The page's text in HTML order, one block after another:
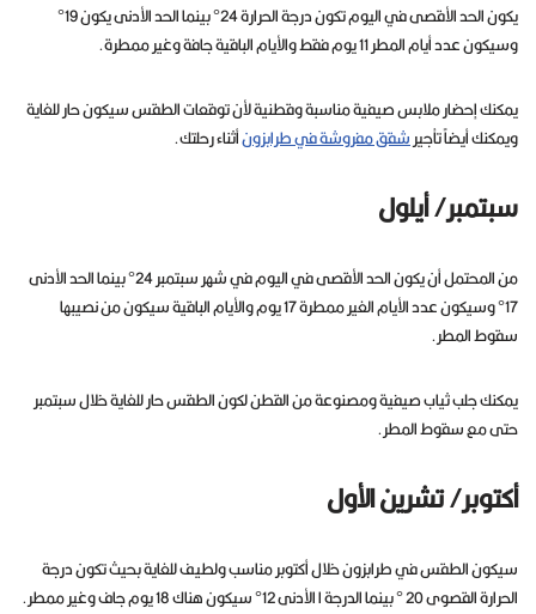
يكون الحد الأقصى في اليوم تكون درجة الحرارة 24° بينما الحد الأدنى يكون 19°
وسيكون عدد أيام المطر 11 يوم فقط والأيام الباقية جافة وغير ممطرة.
يمكنك إحضار ملابس صيفية مناسبة وقطنية لأن توقعات الطقس سيكون حار للغاية
ويمكنك أيضاً تأجيرشقق مفروشة في طرابزونأثناء رحلتك.
سبتمبر/ أيلول
من المحتمل أن يكون الحد الأقصى في اليوم في شهر سبتمبر 24° بينما الحد الأدنى
17° وسيكون عدد الأيام الغير ممطرة 17 يوم والأيام الباقية سيكون من نصيبها
سقوط المطر.
يمكنك جلب ثياب صيفية ومصنوعة من القطن لكون الطقس حار للغاية خلال سبتمبر
حتى مع سقوط المطر.
أكتوبر/ تشرين الأول
سيكون الطقس في طرابزون خلال أكتوبر مناسب ولطيف للغاية بحيث تكون درجة
الحرارة القصوى 20 ° بينما الدرجة ا الأدنى 12° سيكون هناك 18 يوم جاف وغير ممطر.